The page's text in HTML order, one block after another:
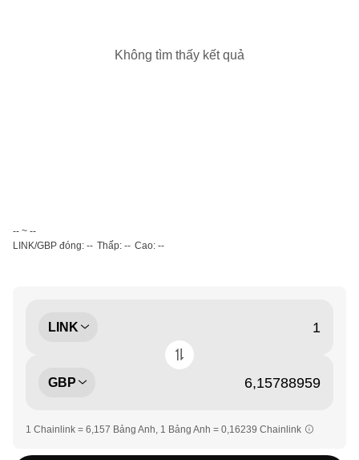
Không tìm thấy kết quả
-- ~ --
LINK/GBP đóng: -- Thấp: -- Cao: --
LINK
GBP
1 Chainlink = 6,157 Bảng Anh, 1 Bảng Anh = 0,16239 Chainlink